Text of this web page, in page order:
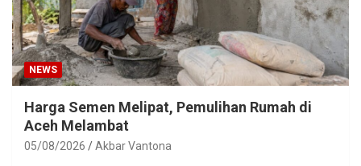
NEWS
Harga Semen Melipat, Pemulihan Rumah di
Aceh Melambat
05/08/2026 Akbar Vantona